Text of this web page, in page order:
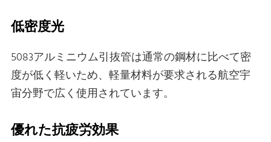
低密度光
5083アルミニウム引抜管は通常の鋼材に比べて密
度が低く軽いため、軽量材料が要求される航空宇
宙分野で広く使用されています。
優れた抗疲労効果